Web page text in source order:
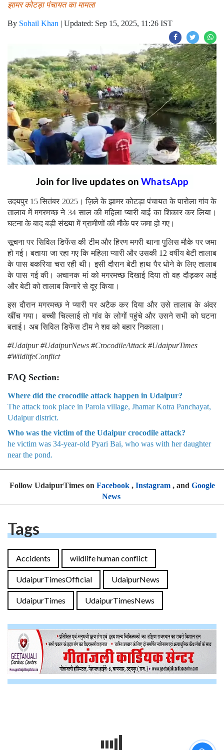
झामर कोटड़ा पंचायत का मामला
By Sohail Khan | Updated: Sep 15, 2025, 11:26 IST
Join for live updates on WhatsApp
उदयपुर 15 सितंबर 2025। ज़िले के झामर कोटड़ा पंचायत के पारोला गांव के
तालाब में मगरमच्छ ने 34 साल की महिला प्यारी बाई का शिकार कर लिया।
घटना के बाद बड़ी संख्या में ग्रामीणों की मौके पर जमा हो गए।
सूचना पर सिविल डिफेंस की टीम और हिरण मगरी थाना पुलिस मौके पर जमा
हो गई। बताया जा रहा गए कि महिला प्यारी और उसकी 12 वर्षीय बेटी तालाब
के पास बकरिया चरा रही थी। इसी दौरान बेटी हाथ पैर धोने के लिए तालाब
के पास गई की। अचानक मां को मगरमच्छ दिखाई दिया तो वह दौड़कर आई
और बेटी को तालाब किनारे से दूर किया।
इस दौरान मगरमच्छ ने प्यारी पर अटैक कर दिया और उसे तालाब के अंदर
खींच गया। बच्ची चिल्लाई तो गांव के लोगों पहुंचे और उसने सभी को घटना
बताई। अब सिविल डिफेंस टीम ने शव को बहार निकाला।
#Udaipur #UdaipurNews #CrocodileAttack #UdaipurTimes
#WildlifeConflict
FAQ Section:
Where did the crocodile attack happen in Udaipur?
The attack took place in Parola village, Jhamar Kotra Panchayat,
Udaipur district.
Who was the victim of the Udaipur crocodile attack?
he victim was 34-year-old Pyari Bai, who was with her daughter
near the pond.
Follow UdaipurTimes on Facebook, Instagram, and Google
News
Tags
Accidents wildlife human conflict
UdaipurTimesOfficial UdaipurNews
UdaipurTimes UdaipurTimesNews